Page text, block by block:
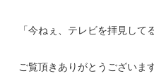
「今ねぇ、テレビを拝見して
ご覧頂きありがとうございま